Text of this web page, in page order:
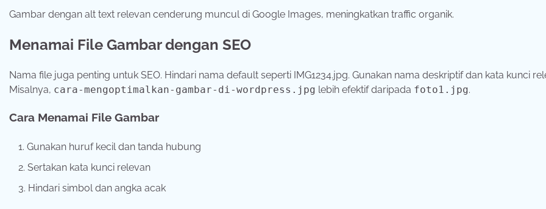
Gambar dengan alt text relevan cenderung muncul di Google Images, meningkatkan traffic organik.
Menamai File Gambar dengan SEO
Nama file juga penting untuk SEO. Hindari nama default seperti IMG1234.jpg. Gunakan nama deskriptif dan kata kunci
Misalnya, cara-mengoptimalkan-gambar-di-wordpress.jpg lebih efektif daripada foto1.jpg.
Cara Menamai File Gambar
Gunakan huruf kecil dan tanda hubung
Sertakan kata kunci relevan
Hindari simbol dan angka acak